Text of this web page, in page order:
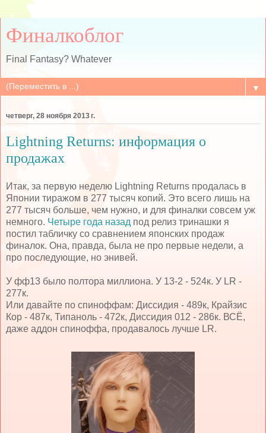
Финалкоблог
Final Fantasy? Whatever
▼
четверг, 28 ноября 2013 г.
Lightning Returns: информация о
продажах
Итак, за первую неделю Lightning Returns продалась в
Японии тиражом в 277 тысяч копий. Это всего лишь на
277 тысяч больше, чем нужно, и для финалки совсем уж
немного. Четыре года назад под релиз тринашки я
постил табличку со сравнением японских продаж
финалок. Она, правда, была не про первые недели, а
про последующие, но энивей.
У фф13 было полтора миллиона. У 13-2 - 524к. У LR -
277к.
Или давайте по спиноффам: Диссидия - 489к, Крайзис
Кор - 487к, Типаноль - 472к, Диссидия 012 - 286к. ВСЁ,
даже аддон спиноффа, продавалось лучше LR.